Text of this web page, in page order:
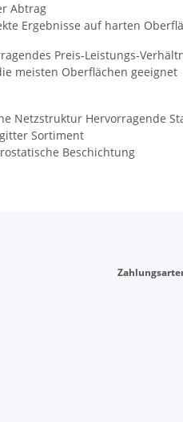
Abtrag
Ergebnisse auf harten
Preis-Leistungs-
meisten Oberflächen geeignet
Netzstruktur Hervorragende
Sortiment
Beschichtung